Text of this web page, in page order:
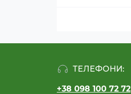
ТЕЛЕФОНИ:
+38 098 100 72 72